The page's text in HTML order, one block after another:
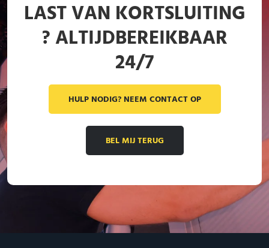
LAST VAN KORTSLUITING
? ALTIJDBEREIKBAAR
24/7
HULP NODIG? NEEM CONTACT OP
BEL MIJ TERUG